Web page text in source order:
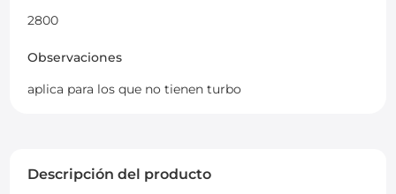
2800
Observaciones
aplica para los que no tienen turbo
Descripción del producto